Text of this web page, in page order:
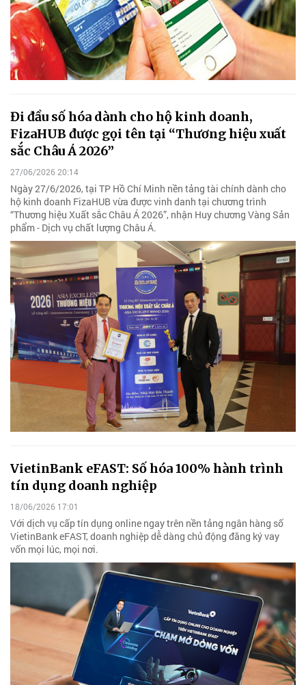
Đi đầu số hóa dành cho hộ kinh doanh,
FizaHUB được gọi tên tại “Thương hiệu xuất
sắc Châu Á 2026”
27/06/2026 20:14
Ngày 27/6/2026, tại TP Hồ Chí Minh nền tảng tài chính dành cho
hộ kinh doanh FizaHUB vừa được vinh danh tại chương trình
“Thương hiệu Xuất sắc Châu Á 2026”, nhận Huy chương Vàng Sản
phẩm - Dịch vụ chất lượng Châu Á.
VietinBank eFAST: Số hóa 100% hành trình
tín dụng doanh nghiệp
18/06/2026 17:01
Với dịch vụ cấp tín dụng online ngay trên nền tảng ngân hàng số
VietinBank eFAST, doanh nghiệp dễ dàng chủ động đăng ký vay
vốn mọi lúc, mọi nơi.